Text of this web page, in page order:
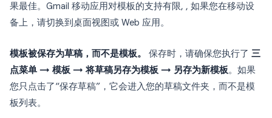
果最佳。Gmail 移动应用对模板的支持有限, , 如果您在移动设
备上，请切换到桌面视图或 Web 应用。
模板被保存为草稿，而不是模板。 保存时，请确保您执行了 三
点菜单 → 模板 → 将草稿另存为模板 → 另存为新模板。如果
您只点击了“保存草稿”，它会进入您的草稿文件夹，而不是模
板列表。